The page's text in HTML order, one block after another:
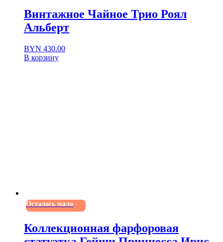
Винтажное Чайное Трио Роял
Альберт
BYN 430.00
В корзину
Осталось мало
Коллекционная фарфоровая